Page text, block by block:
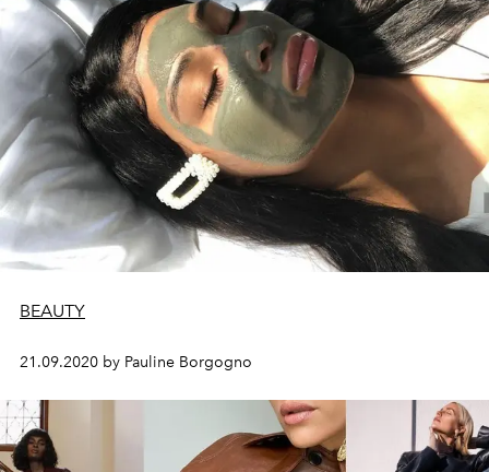
BEAUTY
21.09.2020 by Pauline Borgogno